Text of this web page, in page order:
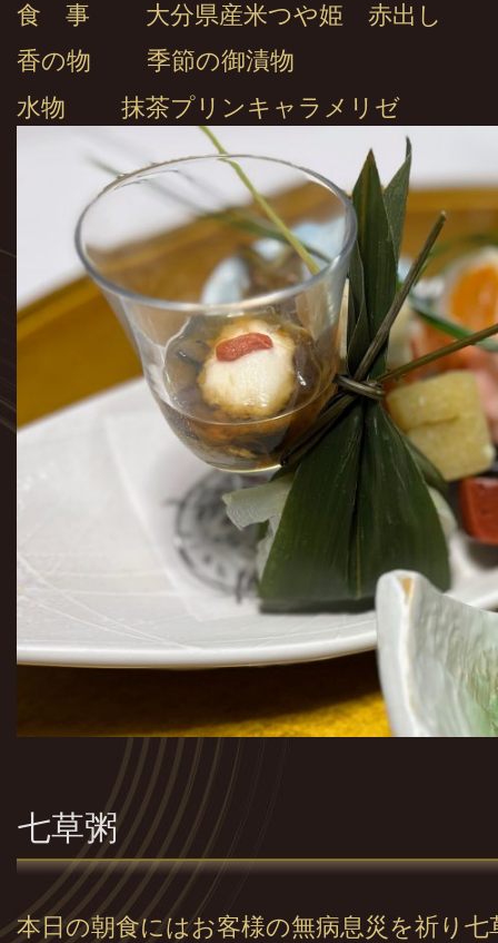
食 事 大分県産米つや姫 赤出し
香の物 季節の御漬物
水物 抹茶プリンキャラメリゼ
七草粥
本日の朝食にはお客様の無病息災を祈り